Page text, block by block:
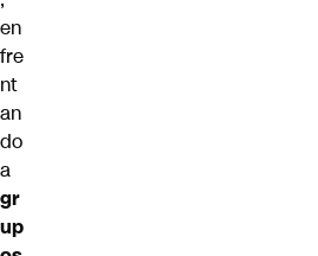
en
fre
nt
an
do
a
gr
up